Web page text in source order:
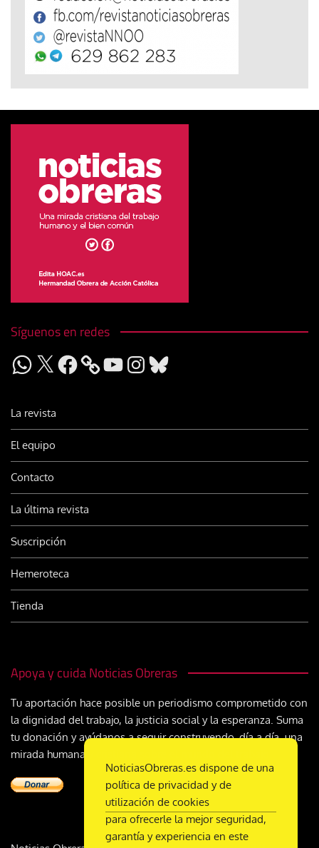
Síguenos en redes
WhatsApp
X Facebook YouTubeInstagram
Bluesky
La revista
El equipo
Contacto
La última revista
Suscripción
Hemeroteca
Tienda
Apoya y cuida Noticias Obreras
Tu aportación hace posible un periodismo comprometido con
la dignidad del trabajo, la justicia social y la esperanza. Suma
tu donación y ayúdanos a seguir construyendo, día a día, una
mirada humana y cristiana sobre el mundo del trabajo
NoticiasObreras.es dispone de una
política de privacidad y de
utilización de cookies
para ofrecerle la mejor seguridad,
garantía y experiencia en este